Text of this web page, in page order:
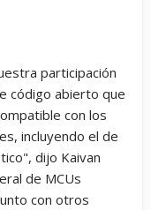
participación
código abierto que
con los
incluyendo el de
dijo Kaivan
de MCUs
con otros